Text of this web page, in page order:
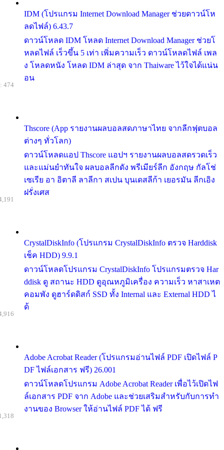
IDM (โปรแกรม Internet Download Manager ช่วยดาวน์โห
ลดไฟล์) 6.43.7
ดาวน์โหลด IDM โหลด Internet Download Manager ช่วยโ
หลดไฟล์ เร็วขึ้น 5 เท่า เพิ่มความเร็ว ดาวน์โหลดไฟล์ เพล
ง โหลดหนัง โหลด IDM ล่าสุด จาก Thaiware ไว้ใจได้แน่น
อน
Thscore (App รายงานผลบอลสดภาษาไทย จากลีกฟุตบอล
ต่างๆ ทั่วโลก)
ดาวน์โหลดแอป Thscore แอปฯ รายงานผลบอลสดรวดเร็ว
และแม่นยำทันใจ ผลบอลลีกดัง พรีเมียร์ลีก อังกฤษ กัลโช่
เซเรีย อา อิตาลี ลาลีกา สเปน บุนเดสลีก้า เยอรมัน ลีกเอิง
ฝรั่งเศส
474
CrystalDiskInfo (โปรแกรม CrystalDiskInfo ตรวจ Harddisk
เช็ค HDD) 9.9.1
ดาวน์โหลดโปรแกรม CrystalDiskInfo โปรแกรมตรวจ Har
ddisk ดู สถานะ HDD ดูอุณหภูมิเครื่อง ความเร็ว หาสาเหต
คอมพัง ดูฮาร์ดดิสก์ SSD ทั้ง Internal และ External HDD ไ
ด้
Adobe Acrobat Reader (โปรแกรมอ่านไฟล์ PDF เปิดไฟล์ P
DF ไฟล์เอกสาร ฟรี) 26.001
ดาวน์โหลดโปรแกรม Adobe Acrobat Reader เพื่อไว้เปิดไฟ
ล์เอกสาร PDF จาก Adobe และช่วยเสริมสำหรับกับการทำ
งานของ Browser ให้อ่านไฟล์ PDF ได้ ฟรี